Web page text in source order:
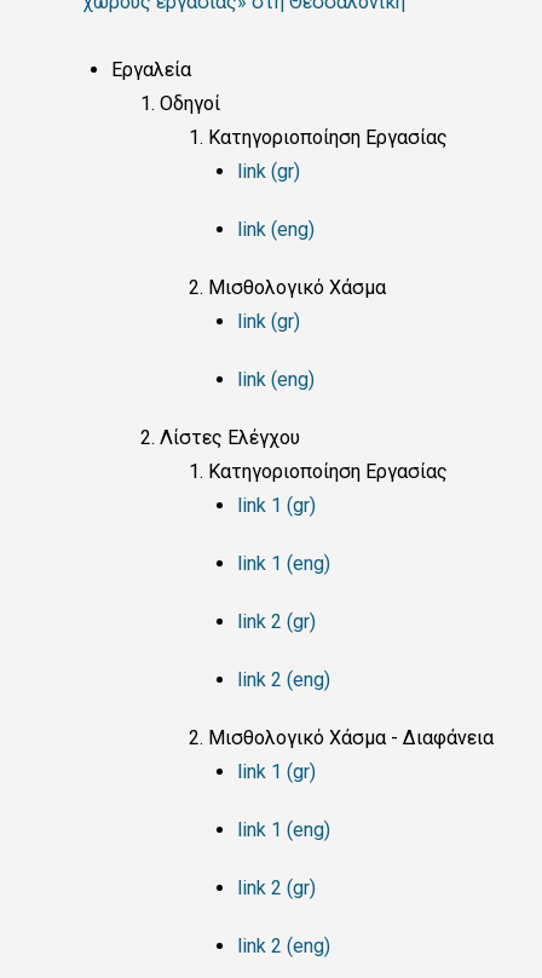
Εργαλεία
Οδηγοί
Κατηγοριοποίηση Εργασίας
link (gr)
link (eng)
Μισθολογικό Χάσμα
link (gr)
link (eng)
Λίστες Ελέγχου
Κατηγοριοποίηση Εργασίας
link 1 (gr)
link 1 (eng)
link 2 (gr)
link 2 (eng)
Μισθολογικό Χάσμα - Διαφάνεια
link 1 (gr)
link 1 (eng)
link 2 (gr)
link 2 (eng)